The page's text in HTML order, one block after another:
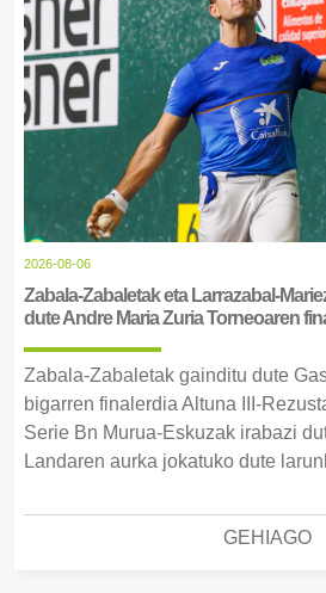
2026-08-06
Zabala-Zabaletak eta Larrazabal-
dute Andre Maria Zuria Torneoaren
Zabala-Zabaletak gainditu dute
bigarren finalerdia Altuna III-
Serie Bn Murua-Eskuzak irabazi
Landaren aurka jokatuko dute
GEHIAGO